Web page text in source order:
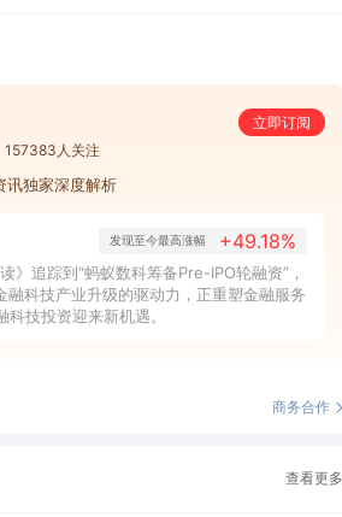
立即订阅
157383人关注
讯独家深度解析
发现至今最高涨幅 +49.18%
》追踪到“蚂蚁数科筹备Pre-IPO轮融资”，
融科技产业升级的驱动力，正重塑金融服务
技投资迎来新机遇。
商务合作
查看更多